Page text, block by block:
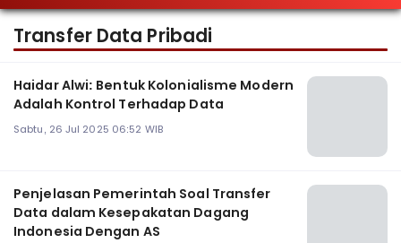
Transfer Data Pribadi
Haidar Alwi: Bentuk Kolonialisme Modern
Adalah Kontrol Terhadap Data
Sabtu, 26 Jul 2025 06:52 WIB
Penjelasan Pemerintah Soal Transfer
Data dalam Kesepakatan Dagang
Indonesia Dengan AS